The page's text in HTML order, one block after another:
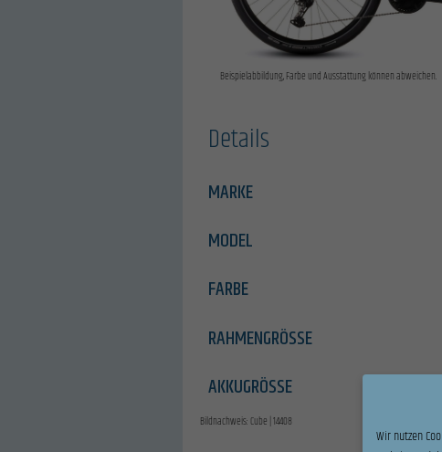
Beispielabbildung, Farbe und Ausstattung können abweichen.
Details
MARKE
MODEL
FARBE
RAHMENGRÖSSE
AKKUGRÖSSE
Bildnachweis: Cube | 14408
Wir nutzen